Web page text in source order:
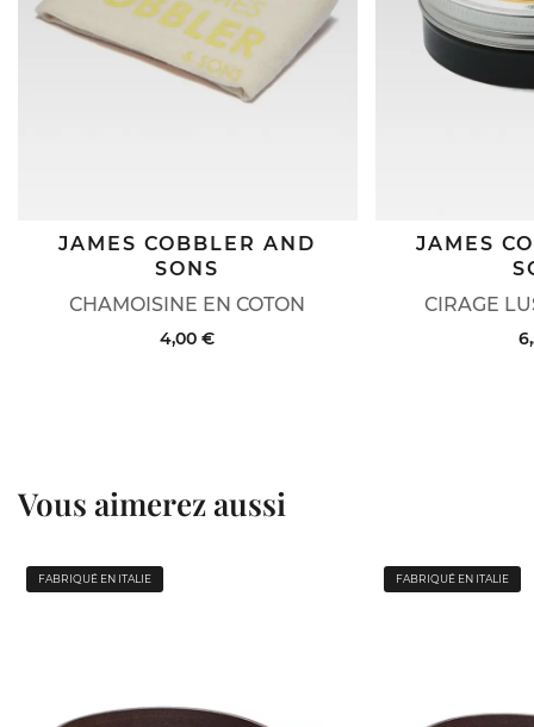
CHAMOISINE EN COTON
JAMES COBBLER AND
SONS
4,00 €
CIRAGE
JAMES
Vous aimerez aussi
FABRIQUÉ EN ITALIE FABRIQUÉ EN ITALIE